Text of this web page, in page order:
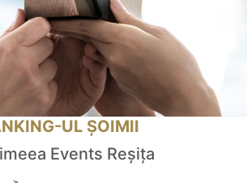
UL ȘOIMII
Events Reșița